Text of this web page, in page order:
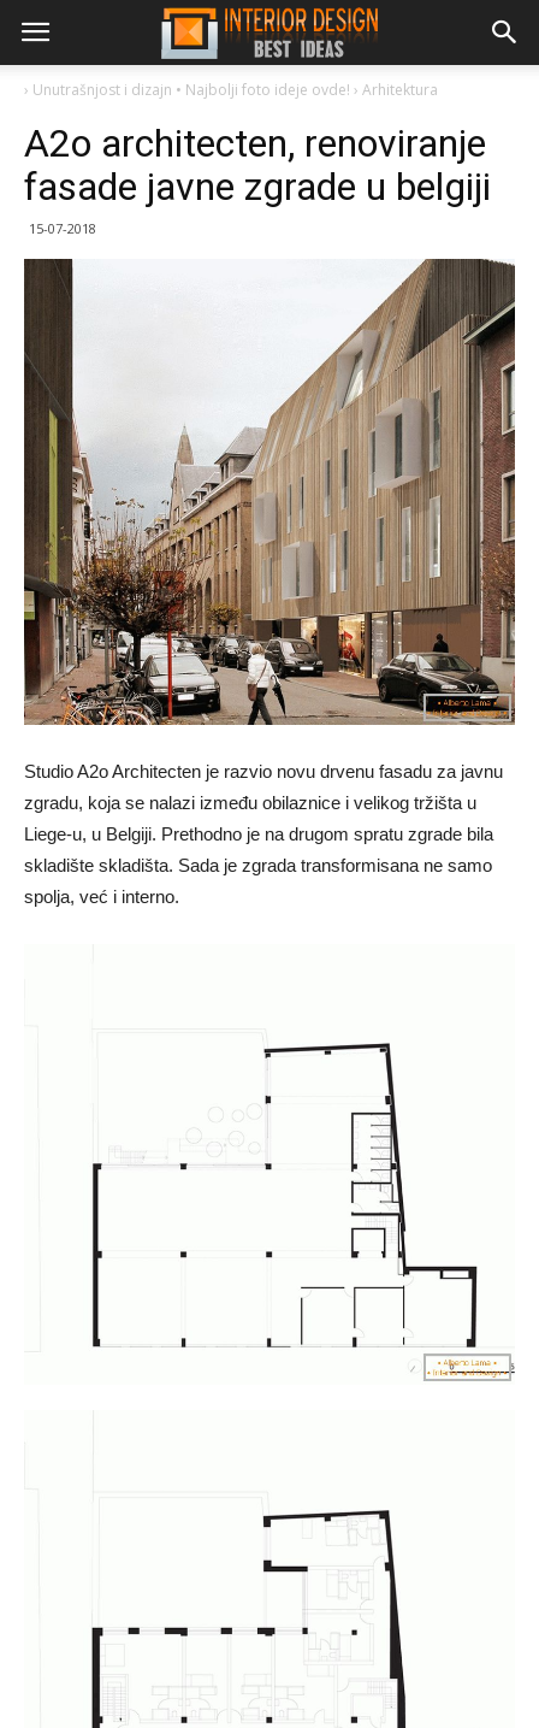
› Unutrašnjost i dizajn • Najbolji foto ideje ovde! › Arhitektura
A2o architecten, renoviranje
fasade javne zgrade u belgiji
15-07-2018
Studio A2o Architecten je razvio novu drvenu fasadu za javnu
zgradu, koja se nalazi između obilaznice i velikog tržišta u
Liege-u, u Belgiji. Prethodno je na drugom spratu zgrade bila
skladište skladišta. Sada je zgrada transformisana ne samo
spolja, već i interno.